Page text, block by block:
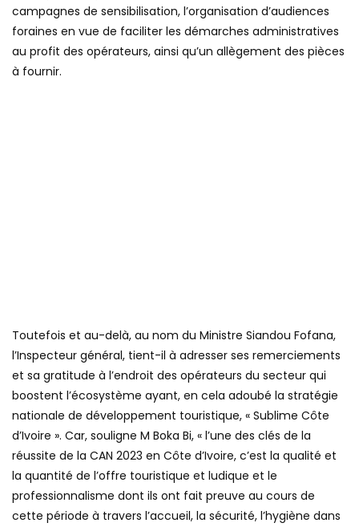
campagnes de sensibilisation, l’organisation d’audiences
foraines en vue de faciliter les démarches administratives
au profit des opérateurs, ainsi qu’un allègement des pièces
à fournir.
Toutefois et au-delà, au nom du Ministre Siandou Fofana,
l’Inspecteur général, tient-il à adresser ses remerciements
et sa gratitude à l’endroit des opérateurs du secteur qui
boostent l’écosystème ayant, en cela adoubé la stratégie
nationale de développement touristique, « Sublime Côte
d’Ivoire ». Car, souligne M Boka Bi, « l’une des clés de la
réussite de la CAN 2023 en Côte d’Ivoire, c’est la qualité et
la quantité de l’offre touristique et ludique et le
professionnalisme dont ils ont fait preuve au cours de
cette période à travers l’accueil, la sécurité, l’hygiène dans